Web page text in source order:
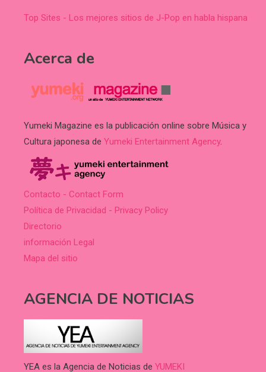
Top Sites - Los mejores sitios de J-Pop en habla hispana
Acerca de
Yumeki Magazine es la publicación online sobre Música y
Cultura japonesa de Yumeki Entertainment Agency.
Contacto - Contact Form
Política de Privacidad - Privacy Policy
Directorio
información Legal
Mapa del sitio
AGENCIA DE NOTICIAS
YEA es la Agencia de Noticias de YUMEKI